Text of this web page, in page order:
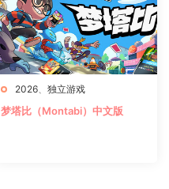
2026 独立游戏
梦塔比（Montabi）中文版